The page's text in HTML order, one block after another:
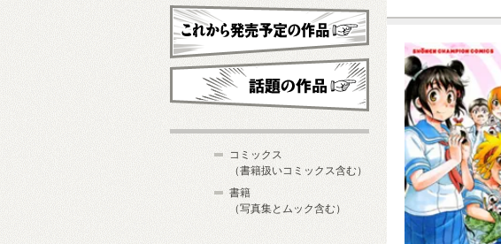
新刊・近刊
これから発売予定
コミックス
（書籍扱いコミックス含む）
書籍
（写真集とムック含む）